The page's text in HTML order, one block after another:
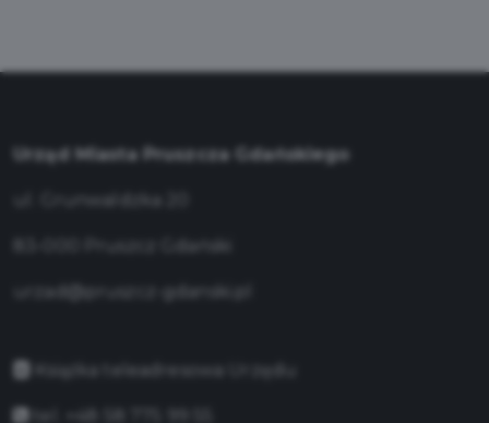
Urząd Miasta Pruszcza Gdańskiego